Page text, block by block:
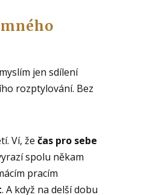
jen sdílení
rozptylování. Bez
Ví, že čas pro sebe
spolu někam
pracím
. A když na delší dobu